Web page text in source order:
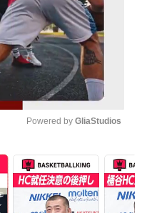
Powered by GliaStudios